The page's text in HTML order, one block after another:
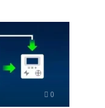
0